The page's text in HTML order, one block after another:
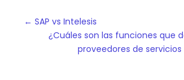
←SAP vs Intelesis
¿Cuáles son las funciones que
proveedores de